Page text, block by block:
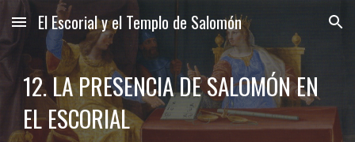
Skip to main content Skip to navigation
El Escorial y el Templo de Salomón
12. LA PRESENCIA DE SALOMÓN EN
EL ESCORIAL